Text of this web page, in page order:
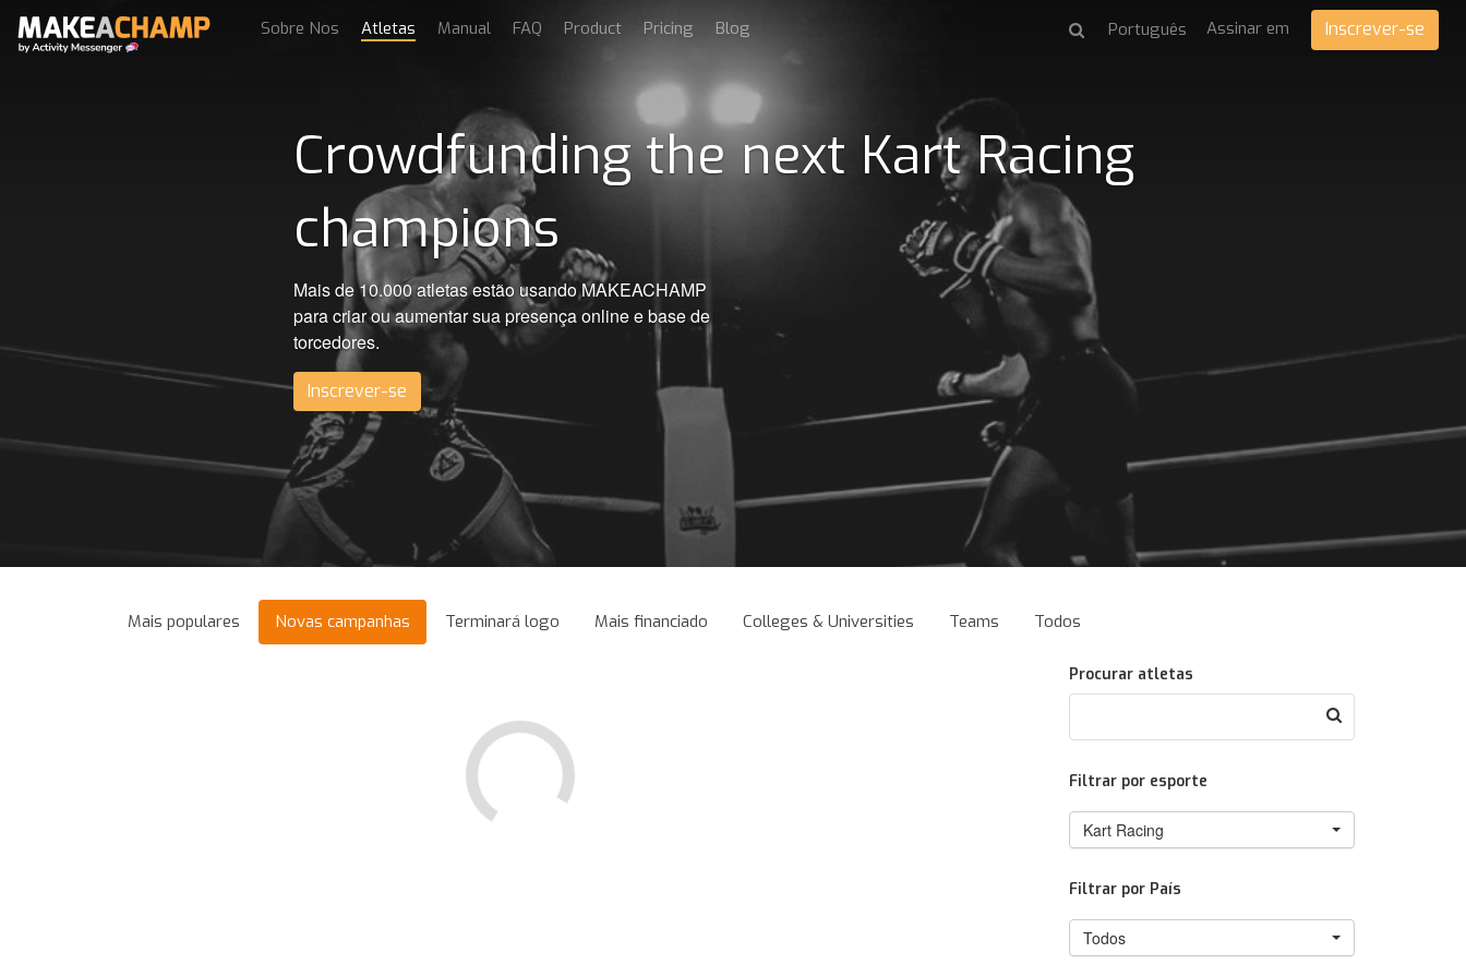
Sobre Nos Atletas Manual FAQ Product Pricing Blog Assinar em Inscrever-se
Crowdfunding the next Kart Racing
champions
Mais de 10.000 atletas estão usando MAKEACHAMP
para criar ou aumentar sua presença online e base de
torcedores.
Inscrever-se
Mais populares Novas campanhas Terminará logo Mais financiado Colleges & Universities Teams Todos
Procurar atletas
Filtrar por esporte
Kart Racing
Filtrar por País
Todos